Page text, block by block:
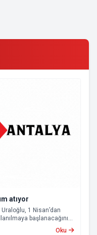
atıyor
1 Nisan’dan
başlanacağını
Oku